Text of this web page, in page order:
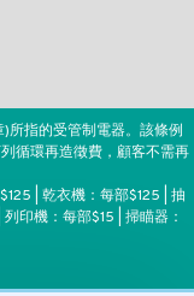
指的受管制電器。該條例
循環再造徵費，顧客不需再
| 乾衣機：每部$125 | 抽
印機：每部$15 | 掃瞄器：